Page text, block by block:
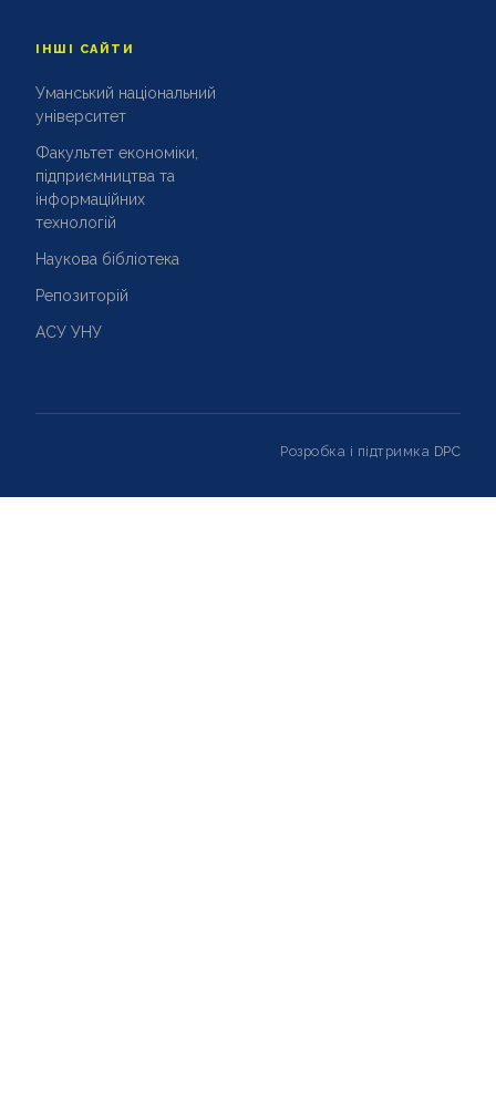
ІНШІ САЙТИ
Уманський національний
університет
Факультет економіки,
підприємництва та
інформаційних
технологій
Наукова бібліотека
Репозиторій
АСУ УНУ
Розробка і підтримка DPC